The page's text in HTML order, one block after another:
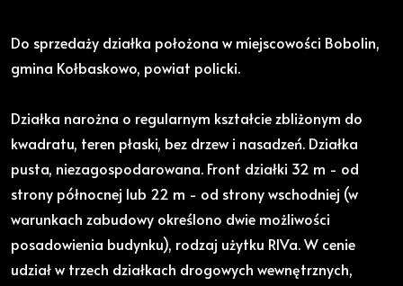
Do sprzedaży działka położona w miejscowości Bobolin,
gmina Kołbaskowo, powiat policki.
Działka narożna o regularnym kształcie zbliżonym do
kwadratu, teren płaski, bez drzew i nasadzeń. Działka
pusta, niezagospodarowana. Front działki 32 m - od
strony północnej lub 22 m - od strony wschodniej (w
warunkach zabudowy określono dwie możliwości
posadowienia budynku), rodzaj użytku RIVa. W cenie
udział w trzech działkach drogowych wewnętrznych,